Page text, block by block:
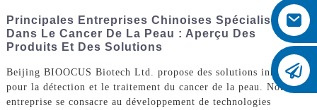
Principales Entreprises Chinoises Spécialisées
Dans Le Cancer De La Peau : Aperçu Des
Produits Et Des Solutions
Beijing BIOOCUS Biotech Ltd. propose des solutions innovantes
pour la détection et le traitement du cancer de la peau. Notre
entreprise se consacre au développement de technologies